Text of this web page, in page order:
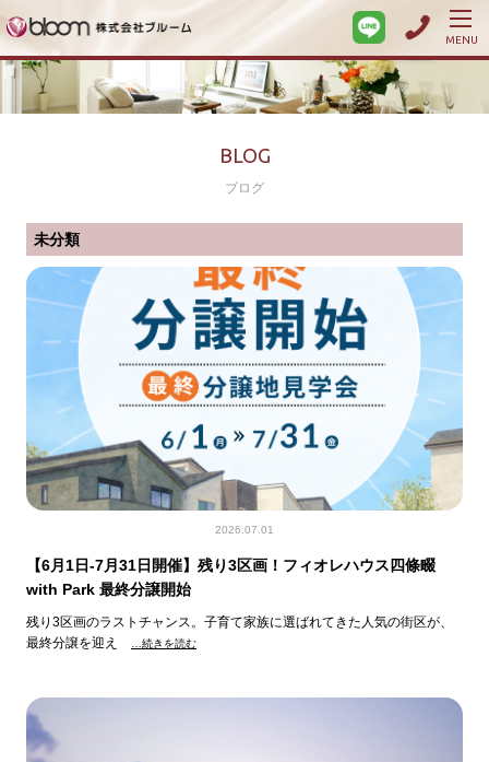
MENU
BLOG
ブログ
未分類
2026.07.01
【6月1日-7月31日開催】残り3区画！フィオレハウス四條畷
with Park 最終分譲開始
残り3区画のラストチャンス。子育て家族に選ばれてきた人気の街区が、
最終分譲を迎え
…続きを読む